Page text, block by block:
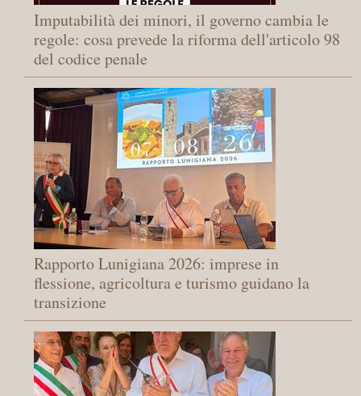
Imputabilità dei minori, il governo cambia le
regole: cosa prevede la riforma dell'articolo 98
del codice penale
Rapporto Lunigiana 2026: imprese in
flessione, agricoltura e turismo guidano la
transizione